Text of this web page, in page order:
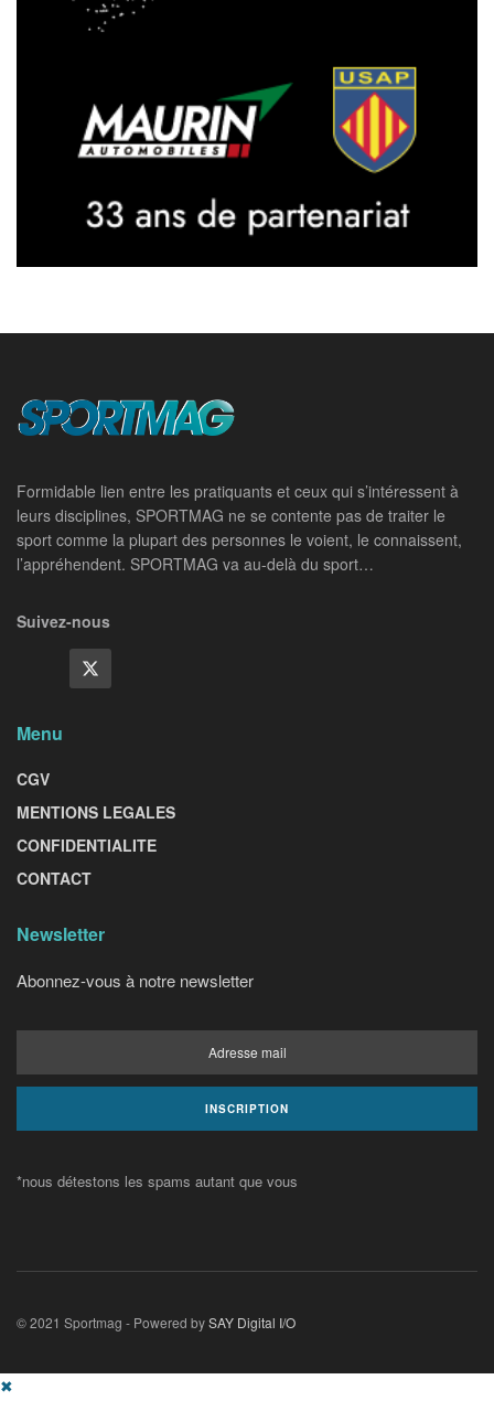
Formidable lien entre les pratiquants et ceux qui s’intéressent à
leurs disciplines, SPORTMAG ne se contente pas de traiter le
sport comme la plupart des personnes le voient, le connaissent,
l’appréhendent. SPORTMAG va au-delà du sport…
Suivez-nous
Menu
CGV
MENTIONS LEGALES
CONFIDENTIALITE
CONTACT
Newsletter
Abonnez-vous à notre newsletter
*nous détestons les spams autant que vous
© 2021 Sportmag - Powered bySAY Digital I/O
✖